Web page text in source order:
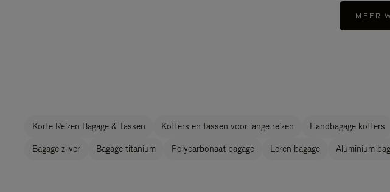
MEER
Korte Reizen Bagage & Tassen Koffers en tassen voor lange reizen Handbagage koffers
Bagage zilver Bagage titanium Polycarbonaat bagage Leren bagage Aluminium